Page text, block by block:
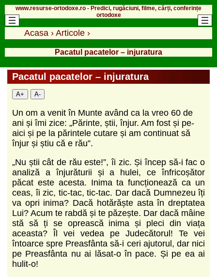
www.resurse-ortodoxe.ro - Predici, rugăciuni, filme, cărți, conferințe
ortodoxe
Acasa › Articole ›
Pacatul pacatelor – injuratura
Pacatul pacatelor – injuratura
A+ A-
Un om a venit în Munte având ca la vreo 60 de
ani și îmi zice: „Părinte, știi, înjur. Am fost și pe-
aici și pe la părintele cutare și am continuat să
înjur și știu că e rău”.
„Nu știi cât de rău este!”, îi zic. Și încep să-i fac o
analiză a înjurăturii și a hulei, ce înfricoșător
păcat este acesta. Inima ta funcționează ca un
ceas, îi zic, tic-tac, tic-tac. Dar dacă Dumnezeu îți
va opri inima? Dacă hotărăște asta în dreptatea
Lui? Acum te rabdă și te păzește. Dar dacă mâine
stă să ți se oprească inima și pleci din viața
aceasta? Îl vei vedea pe Judecătorul! Te vei
întoarce spre Preasfânta să-i ceri ajutorul, dar nici
pe Preasfânta nu ai lăsat-o în pace. Și pe ea ai
hulit-o!